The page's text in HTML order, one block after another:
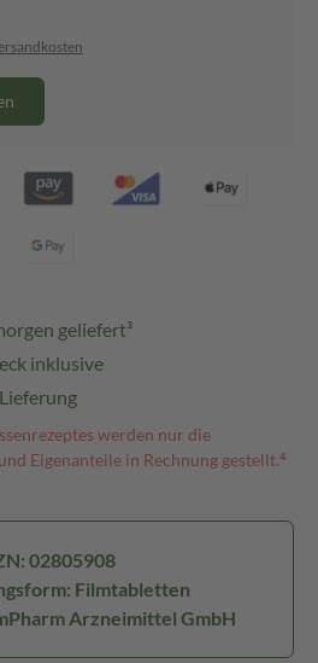
geliefert³
inklusive
werden nur die
Eigenanteile in Rechnung gestellt.⁴
02805908
Filmtabletten
Arzneimittel GmbH